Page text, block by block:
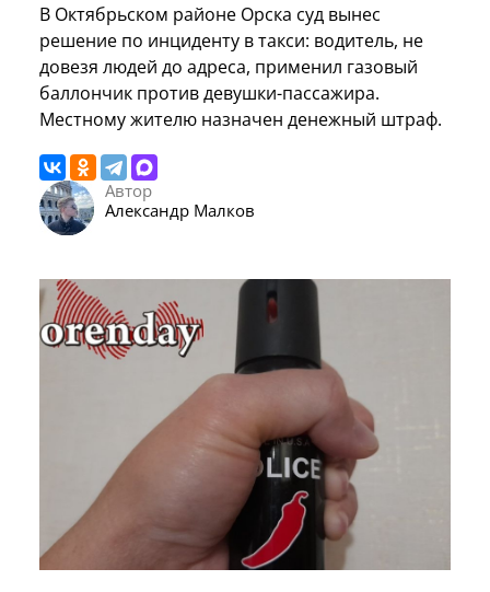
В Октябрьском районе Орска суд вынес
решение по инциденту в такси: водитель, не
довезя людей до адреса, применил газовый
баллончик против девушки-пассажира.
Местному жителю назначен денежный штраф.
Автор
Александр Малков